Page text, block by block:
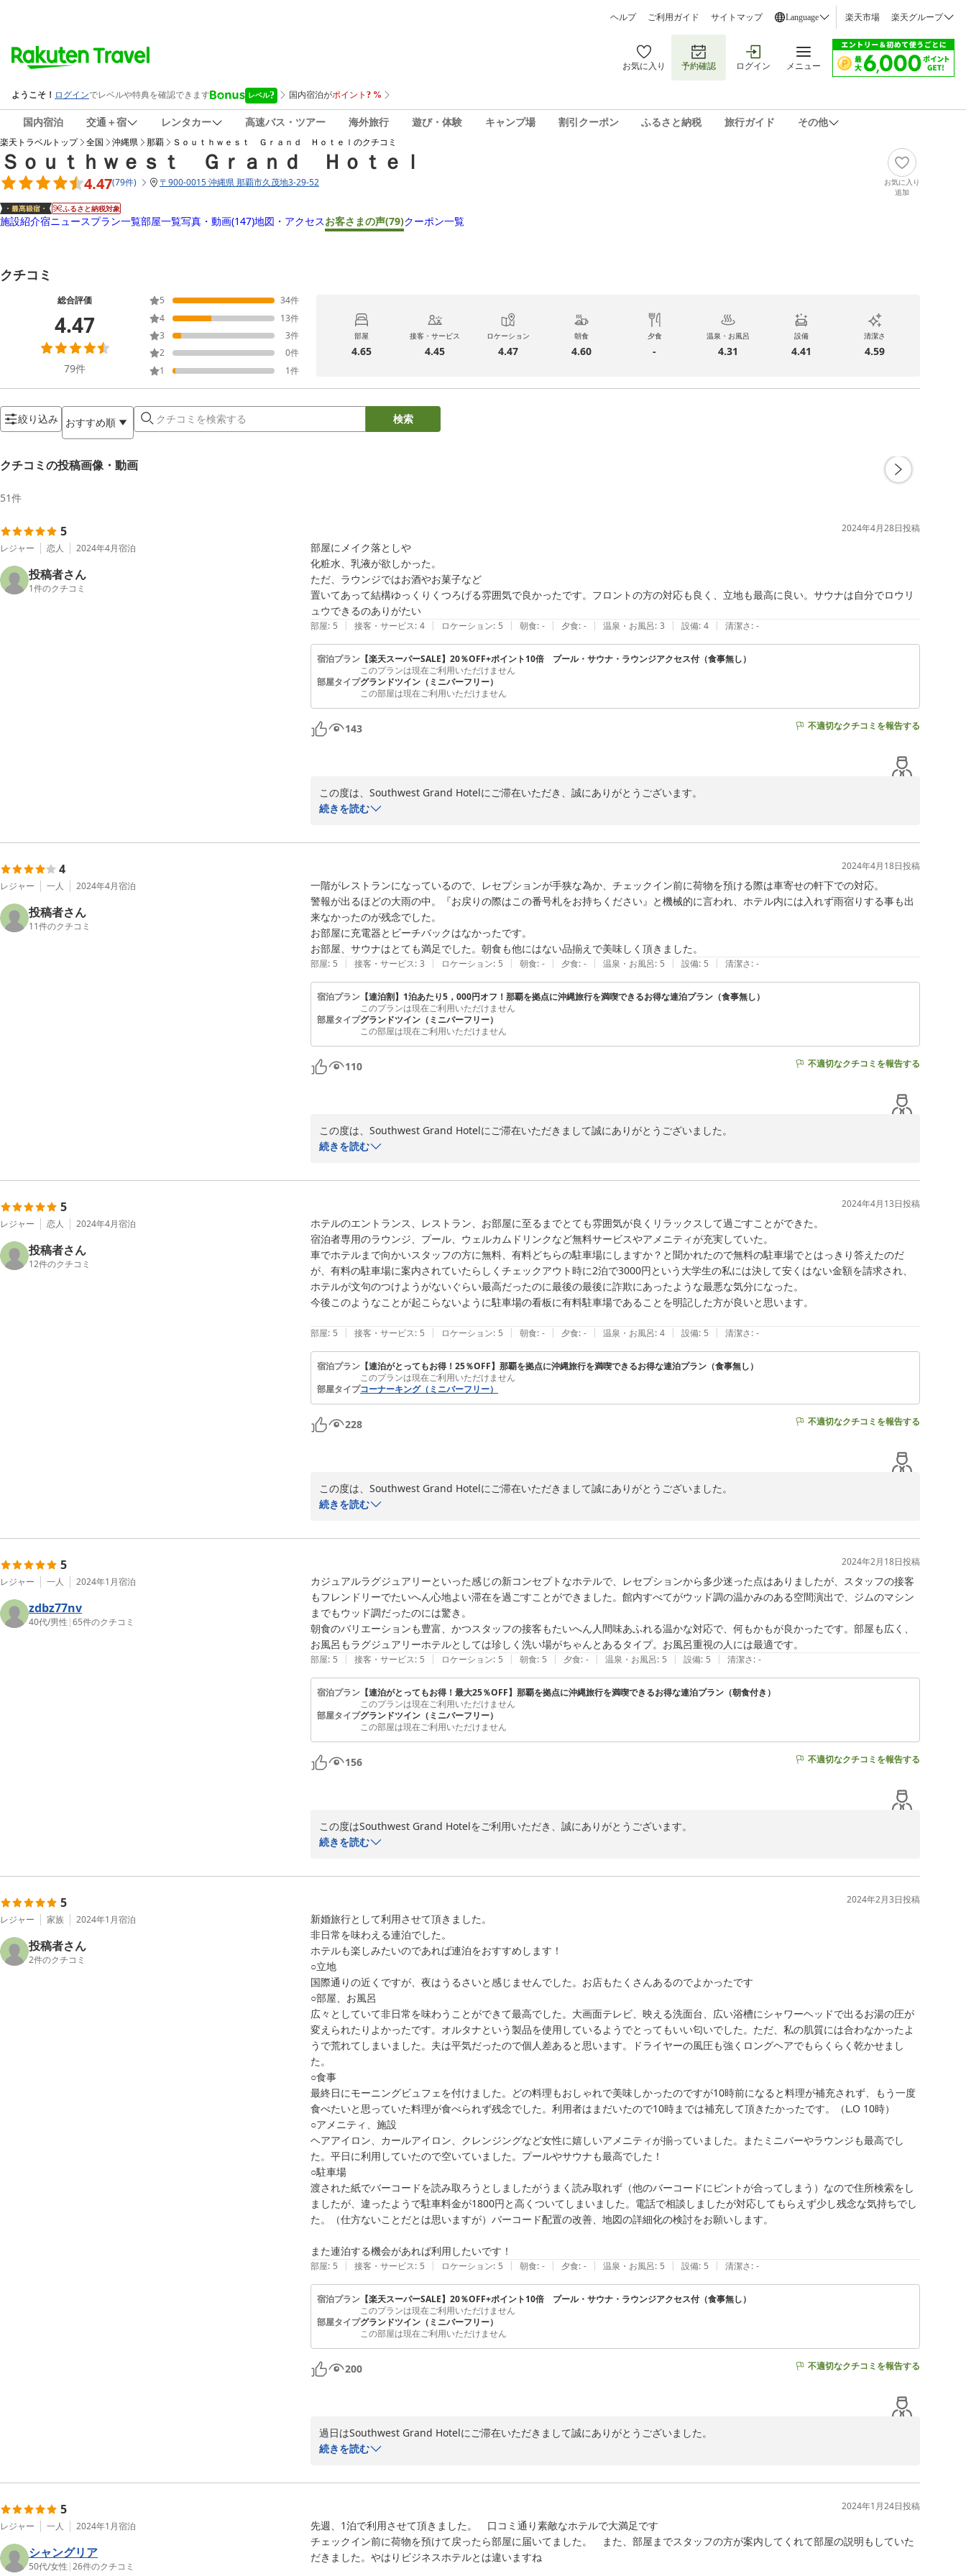
ヘルプ ご利用ガイド サイトマップ Language 楽天市場 楽天グループ
お気に入り 予約確認 ログイン メニュー
国内宿泊 交通＋宿 レンタカー 高速バス・ツアー 海外旅行 遊び・体験 キャンプ場 割引クーポン ふるさと納税 旅行ガイド その他
楽天トラベルトップ 全国 沖縄県 那覇 Ｓｏｕｔｈｗｅｓｔ Ｇｒａｎｄ Ｈｏｔｅｌ のクチコミ
Ｓｏｕｔｈｗｅｓｔ Ｇｒａｎｄ Ｈｏｔｅｌ
4.47(79件) 〒900-0015 沖縄県 那覇市久茂地3-29-52
ふるさと納税対象
お気に入り
追加
施設紹介宿ニュースプラン一覧部屋一覧写真・動画(147)地図・アクセスお客さまの声(79)クーポン一覧
クチコミ
総合評価
4.47
79件
5 34件
4
13件
3
3件
2
0件
1
1件
部屋
4.65
接客・サービス
4.45
ロケーション
4.47
朝食
4.60
夕食
-
温泉・お風呂
4.31
設備
4.41
清潔さ
4.59
絞り込み おすすめ順 検索
クチコミの投稿画像・動画
51件
5
レジャー 恋人 2024年4月宿泊
投稿者さん
1件のクチコミ
2024年4月28日投稿
部屋にメイク落としや
化粧水、乳液が欲しかった。
ただ、ラウンジではお酒やお菓子など
置いてあって結構ゆっくりくつろげる雰囲気で良かったです。フロントの方の対応も良く、立地も最高に良い。サウナは自分でロウリ
ュウできるのありがたい
部屋: 5 | 接客・サービス: 4 | ロケーション: 5 | 朝食: - | 夕食: - | 温泉・お風呂: 3 | 設備: 4 | 清潔さ: -
宿泊プラン 【楽天スーパーSALE】20％OFF+ポイント10倍 プール・サウナ・ラウンジアクセス付（食事無し）
このプランは現在ご利用いただけません
部屋タイプグランドツイン（ミニバーフリー）
この部屋は現在ご利用いただけません
143 不適切なクチコミを報告する
この度は、Southwest Grand Hotelにご滞在いただき、誠にありがとうございます。
にせずにゆっくりお寛ぎいただけるところが魅力だと思っております。　その点に関して、今回お褒めの言葉をいただけましたこ
しかしながらメイク落としや洗顔料、スキンケアセットのご案内が出来ておらず大変申し訳ございませんでした。
現在、メイク落としや化粧水などのスキンケアセットは、貸出品として承っております。
今後ご利用頂く機会がございましたら、ご希望の際はフロントまでご連絡いただくか、お部屋のTVからご依頼ください。
改めまして、この度のご来館誠ありがとうございました。
またお会いできます日を、スタッフ一同楽しみにお待ち申し上げております。
Southwest Grand Hotel
宿泊部
2024-05-03
続きを読む
4
レジャー 一人 2024年4月宿泊
投稿者さん
11件のクチコミ
2024年4月18日投稿
一階がレストランになっているので、レセプションが手狭な為か、チェックイン前に荷物を預ける際は車寄せの軒下での対応。
警報が出るほどの大雨の中。『お戻りの際はこの番号札をお持ちください』と機械的に言われ、ホテル内には入れず雨宿りする事も出
来なかったのが残念でした。
お部屋に充電器とビーチバックはなかったです。
お部屋、サウナはとても満足でした。朝食も他にはない品揃えで美味しく頂きました。
部屋: 5 | 接客・サービス: 3 | ロケーション: 5 | 朝食: - | 夕食: - | 温泉・お風呂: 5 | 設備: 5 | 清潔さ: -
宿泊プラン 【連泊割】1泊あたり5，000円オフ！那覇を拠点に沖縄旅行を満喫できるお得な連泊プラン（食事無し）
このプランは現在ご利用いただけません
部屋タイプグランドツイン（ミニバーフリー）
この部屋は現在ご利用いただけません
110 不適切なクチコミを報告する
この度は、Southwest Grand Hotelにご滞在いただきまして誠にありがとうございました。
ゆっくりお寛ぎいただけるようこだわったお部屋、サウナなど施設へのお褒めのお言葉をいただけましたこと大変光栄に存じま
しかしご意見として頂戴しましたスタッフの対応においては、私共の対応に配慮が足りずご不快な思いをさせてしまい大変申し訳
ございませんでした。
今回のご意見を真摯に受け止め、今後このようなことがないようスタッフ一同心がけてまいります。
なお、お部屋の充電器に関しましては、現在貸出品として承っております。ご希望の際はフロントまでご連絡いただくか、お部屋
のTVからご依頼ください。
またのお越しを、スタッフ一同楽しみにお待ち申し上げております。
Southwest Grand Hotel
宿泊部)
2024-04-23
続きを読む
5
レジャー 恋人 2024年4月宿泊
投稿者さん
12件のクチコミ
2024年4月13日投稿
ホテルのエントランス、レストラン、お部屋に至るまでとても雰囲気が良くリラックスして過ごすことができた。
宿泊者専用のラウンジ、プール、ウェルカムドリンクなど無料サービスやアメニティが充実していた。
車でホテルまで向かいスタッフの方に無料、有料どちらの駐車場にしますか？と聞かれたので無料の駐車場でとはっきり答えたのだ
が、有料の駐車場に案内されていたらしくチェックアウト時に2泊で3000円という大学生の私には決して安くはない金額を請求され、
ホテルが文句のつけようがないぐらい最高だったのに最後の最後に詐欺にあったような最悪な気分になった。
今後このようなことが起こらないように駐車場の看板に有料駐車場であることを明記した方が良いと思います。
部屋: 5 | 接客・サービス: 5 | ロケーション: 5 | 朝食: - | 夕食: - | 温泉・お風呂: 4 | 設備: 5 | 清潔さ: -
宿泊プラン 【連泊がとってもお得！25％OFF】那覇を拠点に沖縄旅行を満喫できるお得な連泊プラン（食事無し）
このプランは現在ご利用いただけません
部屋タイプコーナーキング（ミニバーフリー）
228 不適切なクチコミを報告する
この度は、Southwest Grand Hotelにご滞在いただきまして誠にありがとうございました。
施設を含めたホテル全体へお褒めのお言葉をいただけましたこと、お礼申し上げます。
しかしながら、駐車場のご案内に関しご迷惑をおかけしましたこと、大変申し訳ございませんでした。お客様からいただいたご意
次回ご利用いただける機会があれば、全てにおいてご満足いただけるサービスをご提供できるよう取り組んでまいります。
改めまして、ご多用の中、貴重なご意見をお寄せいただきましたこと、心より感謝申し上げます。
季節の変わり目ですので、ご自愛ください。
2024-04-21
続きを読む
5
レジャー 一人 2024年1月宿泊
zdbz77nv
40代/男性 |65件のクチコミ
2024年2月18日投稿
カジュアルラグジュアリーといった感じの新コンセプトなホテルで、レセプションから多少迷った点はありましたが、スタッフの接客
もフレンドリーでたいへん心地よい滞在を過ごすことができました。館内すべてがウッド調の温かみのある空間演出で、ジムのマシン
までもウッド調だったのには驚き。
朝食のバリエーションも豊富、かつスタッフの接客もたいへん人間味あふれる温かな対応で、何もかもが良かったです。部屋も広く、
お風呂もラグジュアリーホテルとしては珍しく洗い場がちゃんとあるタイプ。お風呂重視の人には最適です。
部屋: 5 | 接客・サービス: 5 | ロケーション: 5 | 朝食: 5 | 夕食: - | 温泉・お風呂: 5 | 設備: 5 | 清潔さ: -
宿泊プラン 【連泊がとってもお得！最大25％OFF】那覇を拠点に沖縄旅行を満喫できるお得な連泊プラン（朝食付き）
このプランは現在ご利用いただけません
部屋タイプグランドツイン（ミニバーフリー）
この部屋は現在ご利用いただけません
156 不適切なクチコミを報告する
この度はSouthwest Grand Hotelをご利用いただき、誠にありがとうございます。
また、お忙しい中このようなご感想をいただき、大変励みになります。　重ねてお礼申し上げます。
那覇で十分にご満喫いただける滞在のご提供をモットーとしている私どもに館内でごゆっくりお過ごしいただけたとお見受けし、
いただいた評価に満足することなく、次回ご利用の際も素敵なお時間をお過ごしいただけるよう、スタッフ一同精一杯お手伝いい
たします。
また沖縄へお越しの際は、お気軽にお立ち寄りくださいませ。
改めまして、この度のご来館ありがとうございました。
Southwest Grand Hotel
レセプション
2024-02-20
続きを読む
5
レジャー 家族 2024年1月宿泊
投稿者さん
2件のクチコミ
2024年2月3日投稿
新婚旅行として利用させて頂きました。
非日常を味わえる連泊でした。
ホテルも楽しみたいのであれば連泊をおすすめします！
○立地
国際通りの近くですが、夜はうるさいと感じませんでした。お店もたくさんあるのでよかったです
○部屋、お風呂
広々としていて非日常を味わうことができて最高でした。大画面テレビ、映える洗面台、広い浴槽にシャワーヘッドで出るお湯の圧が
変えられたりよかったです。オルタナという製品を使用しているようでとってもいい匂いでした。ただ、私の肌質には合わなかったよ
うで荒れてしまいました。夫は平気だったので個人差あると思います。ドライヤーの風圧も強くロングヘアでもらくらく乾かせまし
た。
○食事
最終日にモーニングビュフェを付けました。どの料理もおしゃれで美味しかったのですが10時前になると料理が補充されず、もう一度
食べたいと思っていた料理が食べられず残念でした。利用者はまだいたので10時までは補充して頂きたかったです。（L.O 10時）
○アメニティ、施設
ヘアアイロン、カールアイロン、クレンジングなど女性に嬉しいアメニティが揃っていました。またミニバーやラウンジも最高でし
た。平日に利用していたので空いていました。プールやサウナも最高でした！
○駐車場
渡された紙でバーコードを読み取ろうとしましたがうまく読み取れず（他のバーコードにピントが合ってしまう）なので住所検索をし
ましたが、違ったようで駐車料金が1800円と高くついてしまいました。電話で相談しましたが対応してもらえず少し残念な気持ちでし
た。（仕方ないことだとは思いますが）バーコード配置の改善、地図の詳細化の検討をお願いします。
部屋: 5 | 接客・サービス: 5 | ロケーション: 5 | 朝食: - | 夕食: - | 温泉・お風呂: 5 | 設備: 5 | 清潔さ: -
宿泊プラン 【楽天スーパーSALE】20％OFF+ポイント10倍 プール・サウナ・ラウンジアクセス付（食事無し）
このプランは現在ご利用いただけません
部屋タイプグランドツイン（ミニバーフリー）
この部屋は現在ご利用いただけません
200 不適切なクチコミを報告する
過日はSouthwest Grand Hotelにご滞在いただきまして誠にありがとうございました。
数ある沖縄のホテルの中で、私どものホテルをご利用いただきましたこと、重ねて御礼申し上げます。
また、お忙しい中このようなご感想をいただき、ご満足いただけましたこと、
当ホテルは、沖縄のメインストリート国際通りから徒歩圏内に位置しており、
にぎやかな雰囲気とそれに相反してお部屋ではごゆっくりおくつろぎいただけるところも魅力のひとつだと思っております。
続きを読む
5
レジャー 一人 2024年1月宿泊
シャングリア
50代/女性 |26件のクチコミ
2024年1月24日投稿
先週、1泊で利用させて頂きました。　口コミ通り素敵なホテルで大満足です
チェックイン前に荷物を預けて戻ったら部屋に届いてました。　また、部屋までスタッフの方が案内してくれて部屋の説明もしていた
だきました。やはりビジネスホテルとは違いますね